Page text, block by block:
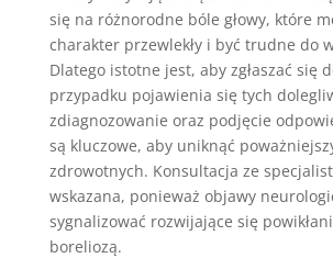
się na różnorodne bóle głowy, które
charakter przewlekły i być trudne do
Dlatego istotne jest, aby zgłaszać się
przypadku pojawienia się tych
zdiagnozowanie oraz podjęcie
są kluczowe, aby uniknąć
zdrowotnych. Konsultacja ze
wskazana, ponieważ objawy
sygnalizować rozwijające się
boreliozą.